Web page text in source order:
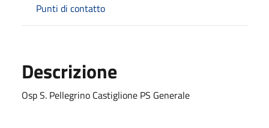
Punti di contatto
Descrizione
Osp S. Pellegrino Castiglione PS Generale